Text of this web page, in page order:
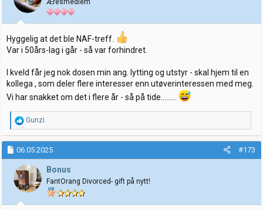
n
e
r
Æresmedlem
Hyggelig at det ble NAF-treff.
Var i 50års-lag i går - så var forhindret.
I kveld får jeg nok dosen min ang. lytting og utstyr - skal hjem til en
kollega , som deler flere interesser enn utøverinteressen med meg.
Vi har snakket om det i flere år - så på tide.........
R
e
a
k
j
o
n
e
r
Gunzi
06.05.2025 #173
Bonus
FantOrang Divorced- gift på nytt!